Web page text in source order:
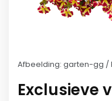
Afbeelding: garten-gg /
Exclusieve